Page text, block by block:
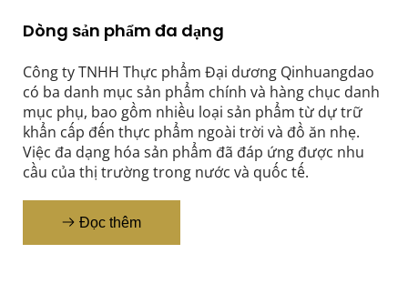
Dòng sản phẩm đa dạng
Công ty TNHH Thực phẩm Đại dương Qinhuangdao
có ba danh mục sản phẩm chính và hàng chục danh
mục phụ, bao gồm nhiều loại sản phẩm từ dự trữ
khẩn cấp đến thực phẩm ngoài trời và đồ ăn nhẹ.
Việc đa dạng hóa sản phẩm đã đáp ứng được nhu
cầu của thị trường trong nước và quốc tế.
Đọc thêm